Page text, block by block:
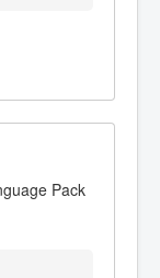
Pack